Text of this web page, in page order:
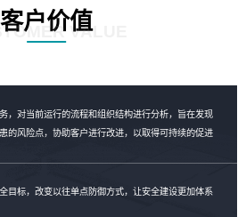
客户价值VALUE
，对当前运行的流程和组织结构进行分析，旨在发现
的风险点，协助客户进行改进，以取得可持续的促进
目标，改变以往单点防御方式，让安全建设更加体系